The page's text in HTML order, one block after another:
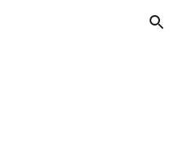
Skip to navigation